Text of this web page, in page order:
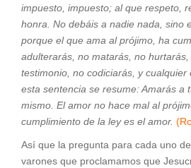
impuesto, impuesto; al que respeto,
honra. No debáis a nadie nada, sino
porque el que ama al prójimo, ha
adulterarás, no matarás, no
testimonio, no codiciarás, y cualquier
esta sentencia se resume: Amarás a
mismo. El amor no hace mal al
cumplimiento de la ley es el amor.
Así que la pregunta para cada uno
varones que proclamamos que